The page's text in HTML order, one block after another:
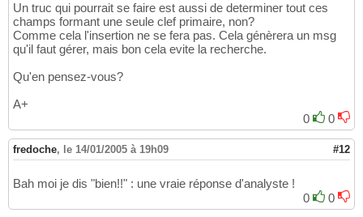
Un truc qui pourrait se faire est aussi de determiner tout ces
champs formant une seule clef primaire, non?
Comme cela l'insertion ne se fera pas. Cela génèrera un msg
qu'il faut gérer, mais bon cela evite la recherche.
Qu'en pensez-vous?
A+
0
0
fredoche, le 14/01/2005 à 19h09 #12
Bah moi je dis "bien!!" : une vraie réponse d'analyste !
0
0